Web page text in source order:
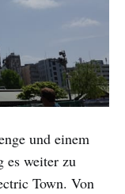
und einem
es weiter zu
Town. Von